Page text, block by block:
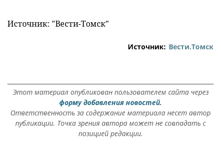
Источник: "Вести-Томск"
Источник: Вести.Томск
Этот материал опубликован пользователем сайта через
форму добавления новостей.
Ответственность за содержание материала несет автор
публикации. Точка зрения автора может не совпадать с
позицией редакции.